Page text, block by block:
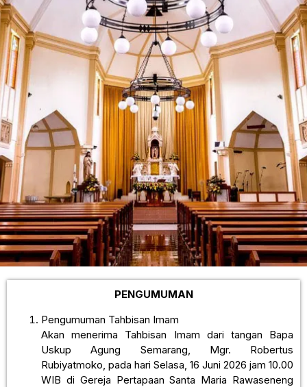
PENGUMUMAN
Pengumuman Tahbisan Imam
Akan menerima Tahbisan Imam dari tangan Bapa
Uskup Agung Semarang, Mgr. Robertus
Rubiyatmoko, pada hari Selasa, 16 Juni 2026 jam 10.00
WIB di Gereja Pertapaan Santa Maria Rawaseneng